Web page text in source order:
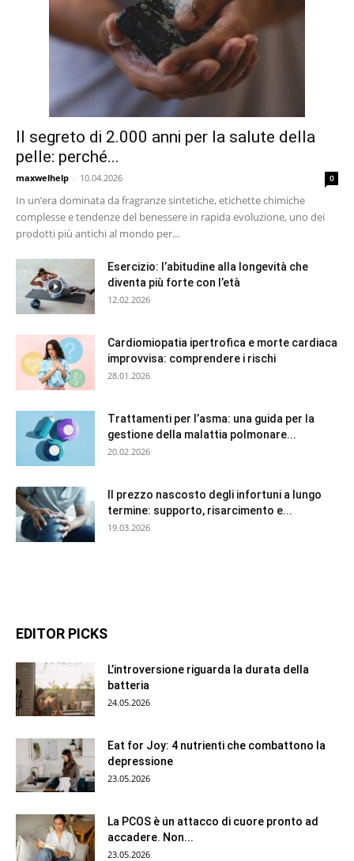
Il segreto di 2.000 anni per la salute della
pelle: perché...
maxwelhelp - 10.04.2026 0
In un’era dominata da fragranze sintetiche, etichette chimiche
complesse e tendenze del benessere in rapida evoluzione, uno dei
prodotti più antichi al mondo per...
Esercizio: l’abitudine alla longevità che
diventa più forte con l’età
12.02.2026
Cardiomiopatia ipertrofica e morte cardiaca
improvvisa: comprendere i rischi
28.01.2026
Trattamenti per l’asma: una guida per la
gestione della malattia polmonare...
20.02.2026
Il prezzo nascosto degli infortuni a lungo
termine: supporto, risarcimento e...
19.03.2026
EDITOR PICKS
L’introversione riguarda la durata della
batteria
24.05.2026
Eat for Joy: 4 nutrienti che combattono la
depressione
23.05.2026
La PCOS è un attacco di cuore pronto ad
accadere. Non...
23.05.2026